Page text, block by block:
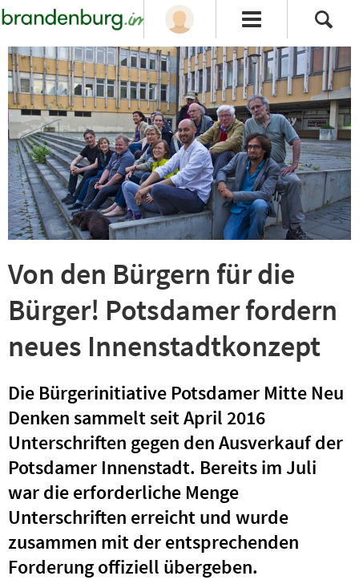
Von den Bürgern für die
Bürger! Potsdamer fordern
neues Innenstadtkonzept
Die Bürgerinitiative Potsdamer Mitte Neu
Denken sammelt seit April 2016
Unterschriften gegen den Ausverkauf der
Potsdamer Innenstadt. Bereits im Juli
war die erforderliche Menge
Unterschriften erreicht und wurde
zusammen mit der entsprechenden
Forderung offiziell übergeben.